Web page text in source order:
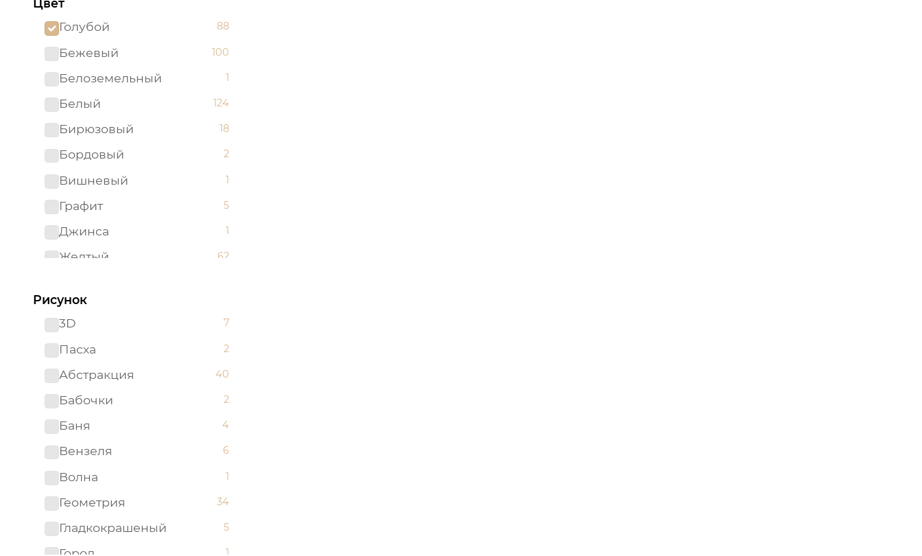
Цвет
Голубой
88
Бежевый 100
Белоземельный 1
Белый 124
Бирюзовый 18
Бордовый 2
Вишневый 1
Графит 5
Джинса 1
Желтый 62
Золотистый
Золотой
Изумрудный
Капучино
Коричневый
Красный
Ментоловый
Мятный
Оливковый
Оранжевый
Рисунок
3D
7
Пасха 2
Абстракция 40
Бабочки 2
Баня 4
Вензеля 6
Волна 1
Геометрия 34
Гладкокрашеный 5
Город 1